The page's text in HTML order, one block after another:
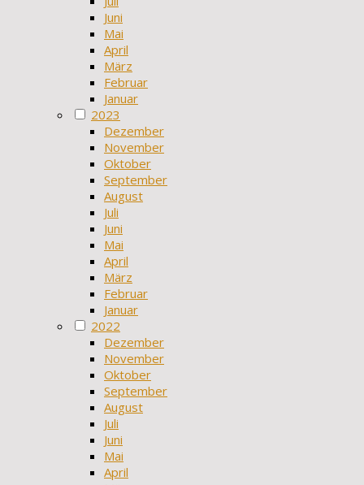
Juni
Mai
April
März
Februar
Januar
2023
Dezember
November
Oktober
September
August
Juli
Juni
Mai
April
März
Februar
Januar
2022
Dezember
November
Oktober
September
August
Juli
Juni
Mai
April